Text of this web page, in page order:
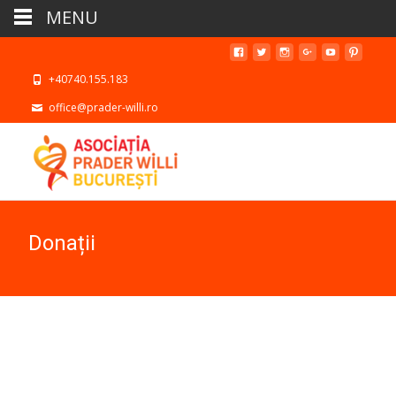
+40740.155.183
office@prader-willi.ro
Donații
MENU